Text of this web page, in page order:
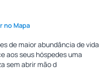
no Mapa
de maior abundância de vida
aos seus hóspedes uma
sem abrir mão d